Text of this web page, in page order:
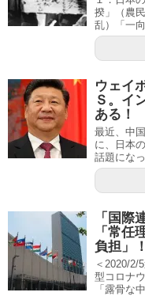
揆」（農
乱）「一
ウェイ
Ｓ。イ
ある！
最近、中
に、日本
話題にな
「国際
「常任
負担」！
＜2020/2/
型コロナ
「露骨な